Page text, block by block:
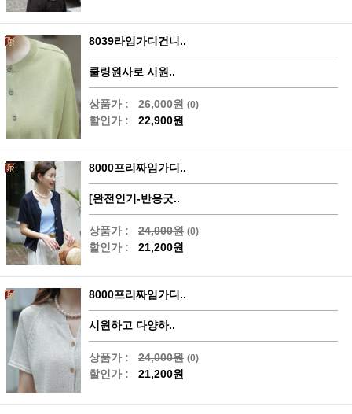
8039라임가디건니..
쿨링원사로 시원..
상품가 : 26,000원 (0)
할인가 : 22,900원
8000프리짜임가디..
[완전인기-반응굿..
상품가 : 24,000원 (0)
할인가 : 21,200원
8000프리짜임가디..
시원하고 다양하..
상품가 : 24,000원 (0)
할인가 : 21,200원